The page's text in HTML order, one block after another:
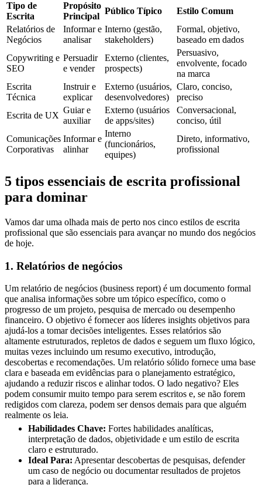
Tipo de
Escrita
Propósito
Principal
Público Típico
Estilo Comum
Relatórios de
Negócios
Informar e
analisar
Interno (gestão,
stakeholders)
Formal, objetivo,
baseado em dados
Copywriting e
SEO
Persuadir
e vender
Externo (clientes,
prospects)
Persuasivo,
envolvente, focado
na marca
Escrita
Técnica
Instruir e
explicar
Externo (usuários,
desenvolvedores)
Claro, conciso,
preciso
Escrita de UX
Guiar e
auxiliar
Externo (usuários
de apps/sites)
Conversacional,
conciso, útil
Comunicações
Corporativas
Informar e
alinhar
Interno
(funcionários,
equipes)
Direto, informativo,
profissional
5 tipos essenciais de escrita profissional
para dominar
Vamos dar uma olhada mais de perto nos cinco estilos de escrita
profissional que são essenciais para avançar no mundo dos negócios
de hoje.
1. Relatórios de negócios
Um relatório de negócios (business report) é um documento formal
que analisa informações sobre um tópico específico, como o
progresso de um projeto, pesquisa de mercado ou desempenho
financeiro. O objetivo é fornecer aos líderes insights objetivos para
ajudá-los a tomar decisões inteligentes. Esses relatórios são
altamente estruturados, repletos de dados e seguem um fluxo lógico,
muitas vezes incluindo um resumo executivo, introdução,
descobertas e recomendações. Um relatório sólido fornece uma base
clara e baseada em evidências para o planejamento estratégico,
ajudando a reduzir riscos e alinhar todos. O lado negativo? Eles
podem consumir muito tempo para serem escritos e, se não forem
redigidos com clareza, podem ser densos demais para que alguém
realmente os leia.
Habilidades Chave: Fortes habilidades analíticas,
interpretação de dados, objetividade e um estilo de escrita
claro e estruturado.
Ideal Para: Apresentar descobertas de pesquisas, defender
um caso de negócio ou documentar resultados de projetos
para a liderança.